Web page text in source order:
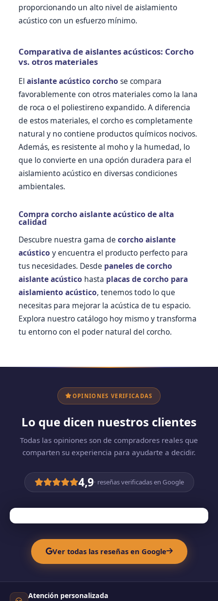
proporcionando un alto nivel de aislamiento
acústico con un esfuerzo mínimo.
Comparativa de aislantes acústicos: Corcho
vs. otros materiales
Elaislante acústico corcho se compara
favorablemente con otros materiales como la lana
de roca o el poliestireno expandido. A diferencia
de estos materiales, el corcho es completamente
natural y no contiene productos químicos nocivos.
Además, es resistente al moho y la humedad, lo
que lo convierte en una opción duradera para el
aislamiento acústico en diversas condiciones
ambientales.
Compra corcho aislante acústico de alta
calidad
Descubre nuestra gama decorcho aislante
acústico y encuentra el producto perfecto para
tus necesidades. Desde paneles de corcho
aislante acústico hasta placas de corcho para
aislamiento acústico, tenemos todo lo que
necesitas para mejorar la acústica de tu espacio.
Explora nuestro catálogo hoy mismo y transforma
tu entorno con el poder natural del corcho.
OPINIONES VERIFICADAS
Lo que dicen nuestros clientes
Todas las opiniones son de compradores reales que
comparten su experiencia para ayudarte a decidir.
4,9· reseñas verificadas en Google
Ver todas las reseñas en Google
Atención personalizada